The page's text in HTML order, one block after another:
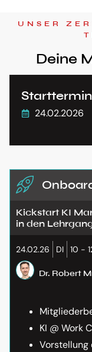
UNSER
Deine
Kickstart KI
in den
24.02.26 DI 10 -
Dr. Robert
KI @ Work
Vorstellung
24.02.2026